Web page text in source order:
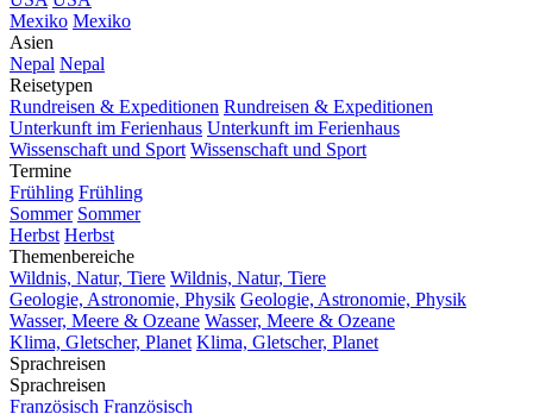
Mexiko Mexiko
Asien
Nepal Nepal
Reisetypen
Rundreisen & Expeditionen Rundreisen & Expeditionen
Unterkunft im Ferienhaus Unterkunft im Ferienhaus
Wissenschaft und Sport Wissenschaft und Sport
Termine
Frühling Frühling
Sommer Sommer
Herbst Herbst
Themenbereiche
Wildnis, Natur, Tiere Wildnis, Natur, Tiere
Geologie, Astronomie, Physik Geologie, Astronomie, Physik
Wasser, Meere & Ozeane Wasser, Meere & Ozeane
Klima, Gletscher, Planet Klima, Gletscher, Planet
Sprachreisen
Sprachreisen
Französisch Französisch